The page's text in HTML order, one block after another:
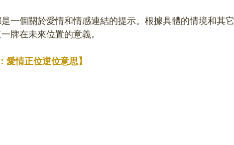
一個關於愛情和情感連結的提示。根據具體的情境和其它
牌在未來位置的意義。
愛情正位逆位意思】